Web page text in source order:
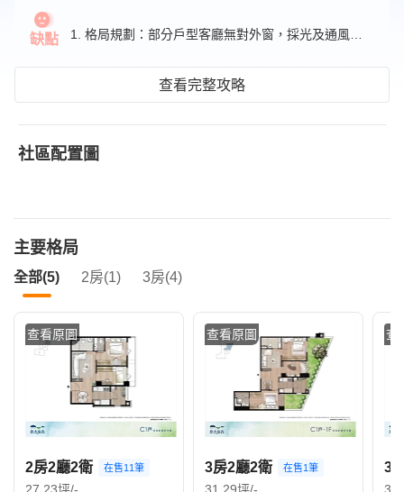
缺點
查看完整攻略
社區配置圖
主要格局
全部(5) 2房(1) 3房(4)
查看原圖
2房2廳2衛 在售11筆
查看原圖
3房2廳2衛 在售1筆
查
3